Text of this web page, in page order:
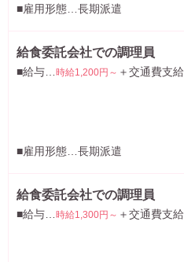
■雇用形態…長期派遣
給食委託会社での調理員
■給与… 時給1,200円～ ＋交通費支給
■雇用形態…長期派遣
給食委託会社での調理員
■給与… 時給1,300円～ ＋交通費支給